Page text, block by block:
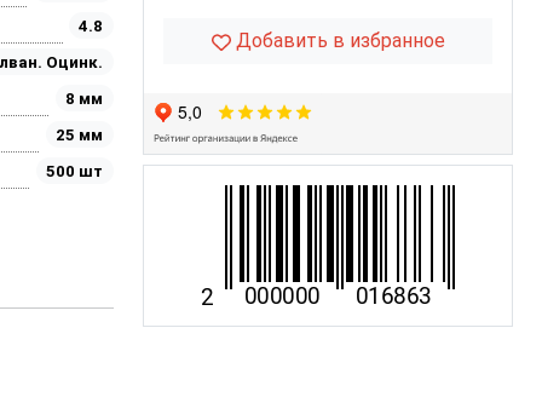
4.8
Оцинк.
8 мм
25 мм
500 шт
Добавить в избранное